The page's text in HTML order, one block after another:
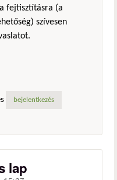
fejtisztításra (a
szívesen
bejelentkezés
lap